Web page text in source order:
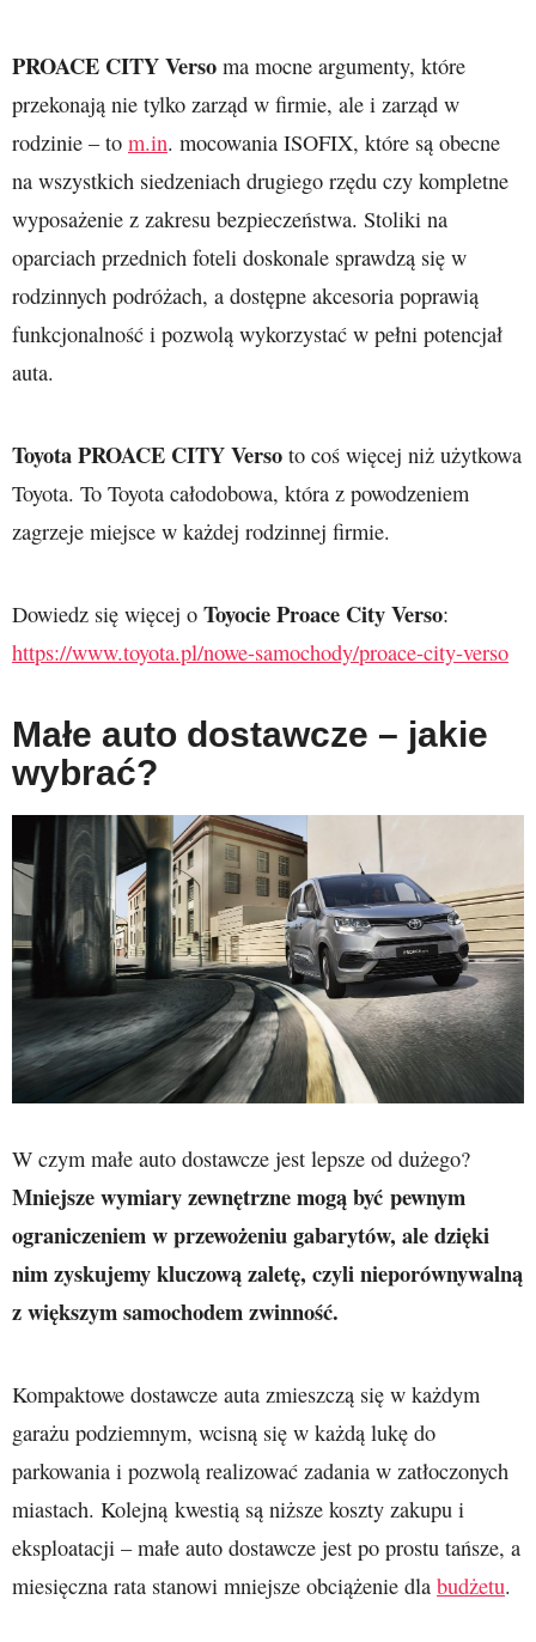
PROACE CITY Verso ma mocne argumenty, które
przekonają nie tylko zarząd w firmie, ale i zarząd w
rodzinie – to m.in. mocowania ISOFIX, które są obecne
na wszystkich siedzeniach drugiego rzędu czy kompletne
wyposażenie z zakresu bezpieczeństwa. Stoliki na
oparciach przednich foteli doskonale sprawdzą się w
rodzinnych podróżach, a dostępne akcesoria poprawią
funkcjonalność i pozwolą wykorzystać w pełni potencjał
auta.
Toyota PROACE CITY Verso to coś więcej niż użytkowa
Toyota. To Toyota całodobowa, która z powodzeniem
zagrzeje miejsce w każdej rodzinnej firmie.
Dowiedz się więcej o Toyocie Proace City Verso:
https://www.toyota.pl/nowe-samochody/proace-city-verso
Małe auto dostawcze – jakie
wybrać?
W czym małe auto dostawcze jest lepsze od dużego?
Mniejsze wymiary zewnętrzne mogą być pewnym
ograniczeniem w przewożeniu gabarytów, ale dzięki
nim zyskujemy kluczową zaletę, czyli nieporównywalną
z większym samochodem zwinność.
Kompaktowe dostawcze auta zmieszczą się w każdym
garażu podziemnym, wcisną się w każdą lukę do
parkowania i pozwolą realizować zadania w zatłoczonych
miastach. Kolejną kwestią są niższe koszty zakupu i
eksploatacji – małe auto dostawcze jest po prostu tańsze, a
miesięczna rata stanowi mniejsze obciążenie dla budżetu.